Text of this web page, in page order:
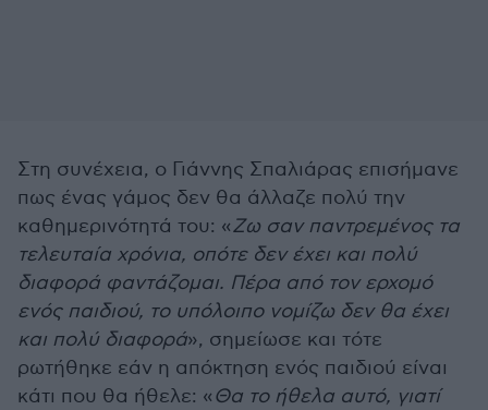
Στη συνέχεια, ο Γιάννης Σπαλιάρας επισήμανε
πως ένας γάμος δεν θα άλλαζε πολύ την
καθημερινότητά του: «Ζω σαν παντρεμένος τα
τελευταία χρόνια, οπότε δεν έχει και πολύ
διαφορά φαντάζομαι. Πέρα από τον ερχομό
ενός παιδιού, το υπόλοιπο νομίζω δεν θα έχει
και πολύ διαφορά», σημείωσε και τότε
ρωτήθηκε εάν η απόκτηση ενός παιδιού είναι
κάτι που θα ήθελε: «Θα το ήθελα αυτό, γιατί